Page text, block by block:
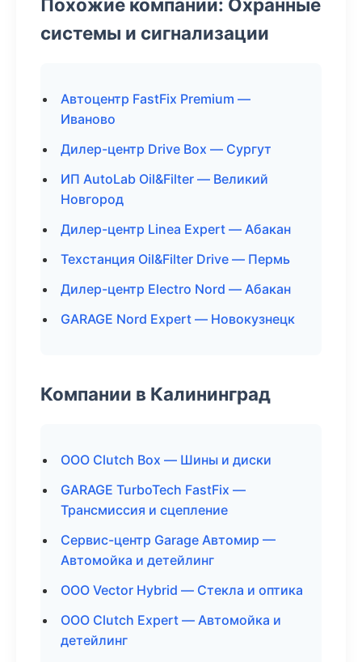
Похожие компании: Охранные
системы и сигнализации
Автоцентр FastFix Premium —
Иваново
Дилер-центр Drive Box — Сургут
ИП AutoLab Oil&Filter — Великий
Новгород
Дилер-центр Linea Expert — Абакан
Техстанция Oil&Filter Drive — Пермь
Дилер-центр Electro Nord — Абакан
GARAGE Nord Expert — Новокузнецк
Компании в Калининград
ООО Clutch Box — Шины и диски
GARAGE TurboTech FastFix —
Трансмиссия и сцепление
Сервис-центр Garage Автомир —
Автомойка и детейлинг
ООО Vector Hybrid — Стекла и оптика
ООО Clutch Expert — Автомойка и
детейлинг